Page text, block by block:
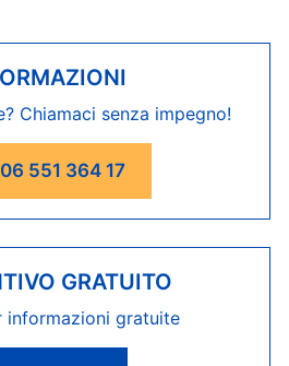
Chiamaci senza impegno!
551 364 17
GRATUITO
informazioni gratuite